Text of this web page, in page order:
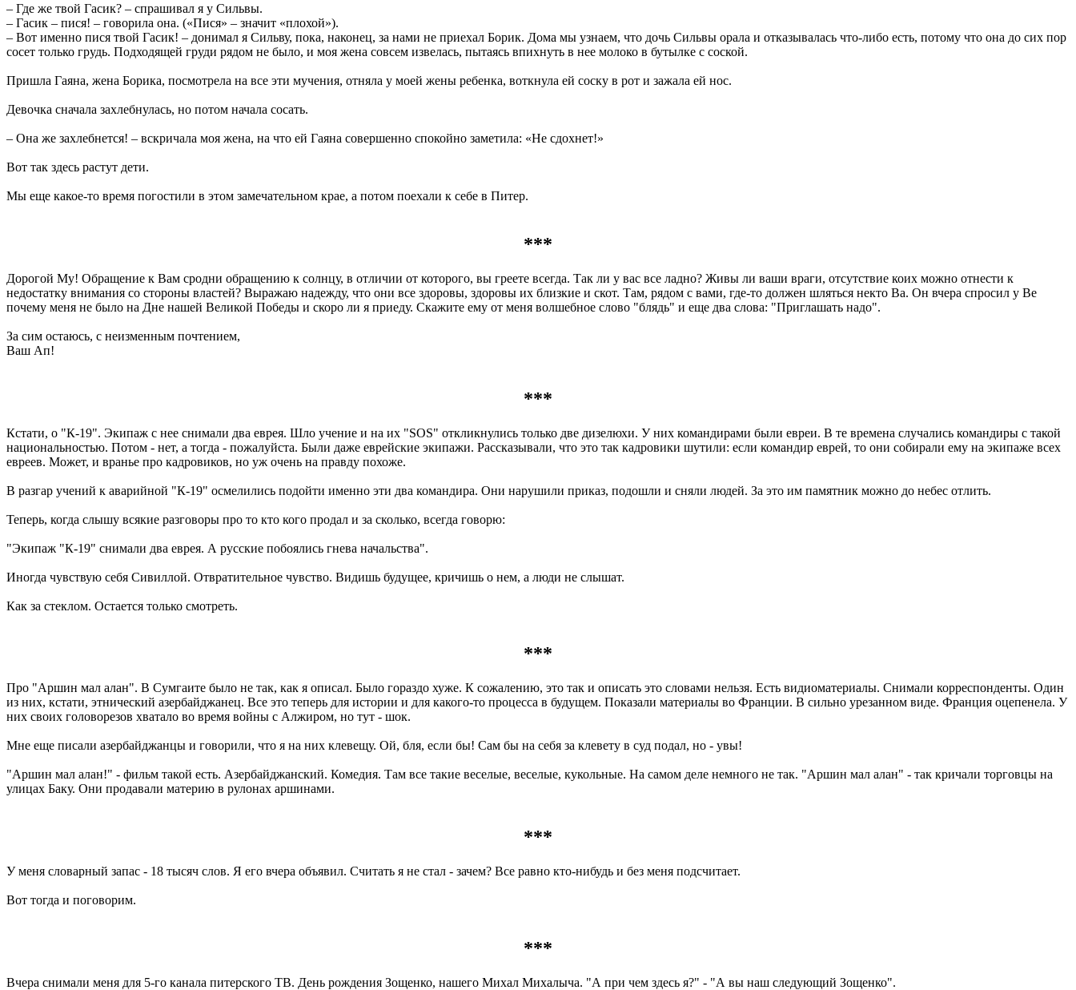
– Где же твой Гасик? – спрашивал я у Сильвы.
– Гасик – пися! – говорила она. («Пися» – значит «плохой»).
– Вот именно пися твой Гасик! – донимал я Сильву, пока, наконец, за нами не приехал Борик. Дома мы узнаем, что дочь Сильвы орала и отказывалась что-либо есть, потому что она до сих пор
сосет только грудь. Подходящей груди рядом не было, и моя жена совсем извелась, пытаясь впихнуть в нее молоко в бутылке с соской.
Пришла Гаяна, жена Борика, посмотрела на все эти мучения, отняла у моей жены ребенка, воткнула ей соску в рот и зажала ей нос.
Девочка сначала захлебнулась, но потом начала сосать.
– Она же захлебнется! – вскричала моя жена, на что ей Гаяна совершенно спокойно заметила: «Не сдохнет!»
Вот так здесь растут дети.
Мы еще какое-то время погостили в этом замечательном крае, а потом поехали к себе в Питер.
***
Дорогой Му! Обращение к Вам сродни обращению к солнцу, в отличии от которого, вы греете всегда. Так ли у вас все ладно? Живы ли ваши враги, отсутствие коих можно отнести к
недостатку внимания со стороны властей? Выражаю надежду, что они все здоровы, здоровы их близкие и скот. Там, рядом с вами, где-то должен шляться некто Ва. Он вчера спросил у Ве
почему меня не было на Дне нашей Великой Победы и скоро ли я приеду. Скажите ему от меня волшебное слово "блядь" и еще два слова: "Приглашать надо".
За сим остаюсь, с неизменным почтением,
Ваш Ап!
***
Кстати, о "К-19". Экипаж с нее снимали два еврея. Шло учение и на их "SOS" откликнулись только две дизелюхи. У них командирами были евреи. В те времена случались командиры с такой
национальностью. Потом - нет, а тогда - пожалуйста. Были даже еврейские экипажи. Рассказывали, что это так кадровики шутили: если командир еврей, то они собирали ему на экипаже всех
евреев. Может, и вранье про кадровиков, но уж очень на правду похоже.
В разгар учений к аварийной "К-19" осмелились подойти именно эти два командира. Они нарушили приказ, подошли и сняли людей. За это им памятник можно до небес отлить.
Теперь, когда слышу всякие разговоры про то кто кого продал и за сколько, всегда говорю:
"Экипаж "К-19" снимали два еврея. А русские побоялись гнева начальства".
Иногда чувствую себя Сивиллой. Отвратительное чувство. Видишь будущее, кричишь о нем, а люди не слышат.
Как за стеклом. Остается только смотреть.
***
Про "Аршин мал алан". В Сумгаите было не так, как я описал. Было гораздо хуже. К сожалению, это так и описать это словами нельзя. Есть видиоматериалы. Снимали корреспонденты. Один
из них, кстати, этнический азербайджанец. Все это теперь для истории и для какого-то процесса в будущем. Показали материалы во Франции. В сильно урезанном виде. Франция оцепенела. У
них своих головорезов хватало во время войны с Алжиром, но тут - шок.
Мне еще писали азербайджанцы и говорили, что я на них клевещу. Ой, бля, если бы! Сам бы на себя за клевету в суд подал, но - увы!
"Аршин мал алан!" - фильм такой есть. Азербайджанский. Комедия. Там все такие веселые, веселые, кукольные. На самом деле немного не так. "Аршин мал алан" - так кричали торговцы на
улицах Баку. Они продавали материю в рулонах аршинами.
***
У меня словарный запас - 18 тысяч слов. Я его вчера объявил. Считать я не стал - зачем? Все равно кто-нибудь и без меня подсчитает.
Вот тогда и поговорим.
***
Вчера снимали меня для 5-го канала питерского ТВ. День рождения Зощенко, нашего Михал Михалыча. "А при чем здесь я?" - "А вы наш следующий Зощенко".